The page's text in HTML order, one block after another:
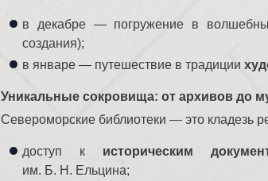
в декабре — погружение в
создания);
в январе — путешествие в традиции
Уникальные сокровища: от архивов до
Североморские библиотеки — это кладезь
доступ к историческим
им. Б. Н. Ельцина;